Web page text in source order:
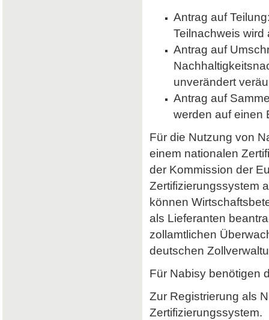
Antrag auf
Teilnachweis wird
Antrag auf
unverändert
Antrag auf
werden auf einen
Für die Nutzung von
einem nationalen
der Kommission der
Zertifizierungssystem
können
als Lieferanten
zollamtlichen
deutschen
Für Nabisy benötigen
Zur Registrierung als
Zertifizierungssystem.